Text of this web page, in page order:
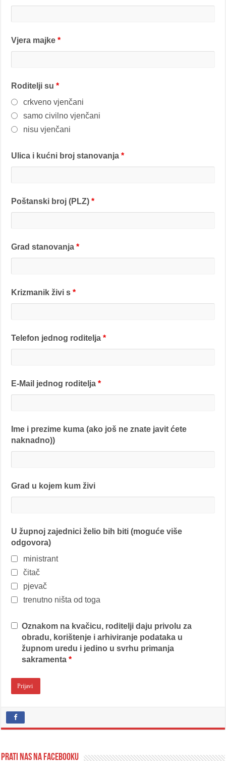
Vjera majke*
Roditelji su*
crkveno vjenčani
samo civilno vjenčani
nisu vjenčani
Ulica i kućni broj stanovanja*
Poštanski broj (PLZ)*
Grad stanovanja*
Krizmanik živi s*
Telefon jednog roditelja*
E-Mail jednog roditelja*
Ime i prezime kuma (ako još ne znate javit ćete
naknadno))
Grad u kojem kum živi
U župnoj zajednici želio bih biti (moguće više
odgovora)
ministrant
čitač
pjevač
trenutno ništa od toga
Oznakom na kvačicu, roditelji daju privolu za
obradu, korištenje i arhiviranje podataka u
župnom uredu i jedino u svrhu primanja
sakramenta*
Prati nas na Facebooku